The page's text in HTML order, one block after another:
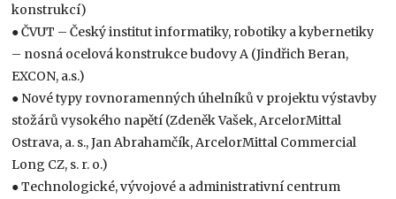
konstrukcí)
● ČVUT – Český institut informatiky, robotiky a kybernetiky
– nosná ocelová konstrukce budovy A (Jindřich Beran,
EXCON, a.s.)
● Nové typy rovnoramenných úhelníků v projektu výstavby
stožárů vysokého napětí (Zdeněk Vašek, ArcelorMittal
Ostrava, a. s., Jan Abrahamčík, ArcelorMittal Commercial
Long CZ, s. r. o.)
● Technologické, vývojové a administrativní centrum